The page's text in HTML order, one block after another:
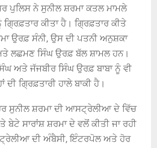
ਪੁਲਿਸ ਨੇ ਸੁਨੀਲ ਸ਼ਰਮਾ ਕਤਲ ਮਾਮਲੇ
ਕੀਤਾ ਹੈ। ਗ੍ਰਿਫ਼ਤਾਰ ਕੀਤੇ
ਉਰਫ਼ ਸੰਨੀ, ਉਸ ਦੀ ਪਤਨੀ ਅਨੁਸ਼ਕਾ
ਲਛਮਣ ਸਿੰਘ ਉਰਫ਼ ਬੱਲ ਸ਼ਾਮਲ ਹਨ।
ਅਤੇ ਜੱਜਬੀਰ ਸਿੰਘ ਉਰਫ਼ ਬਾਬਾ ਨੂੰ ਵੀ
ਗ੍ਰਿਫ਼ਤਾਰੀ ਹਾਲੇ ਬਾਕੀ ਹੈ।
ਸੁਨੀਲ ਸ਼ਰਮਾ ਦੀ ਆਸਟ੍ਰੇਲੀਆ ਦੇ ਵਿੱਚ
ਬੇਟੇ ਸਾਰਾਂਸ਼ ਸ਼ਰਮਾ ਦੇ ਵਲੋਂ ਕੀਤੀ ਜਾ ਰਹੀ
ਦੀ ਅੰਬੈਸੀ, ਇੰਟਰਪੋਲ ਅਤੇ ਹੋਰ